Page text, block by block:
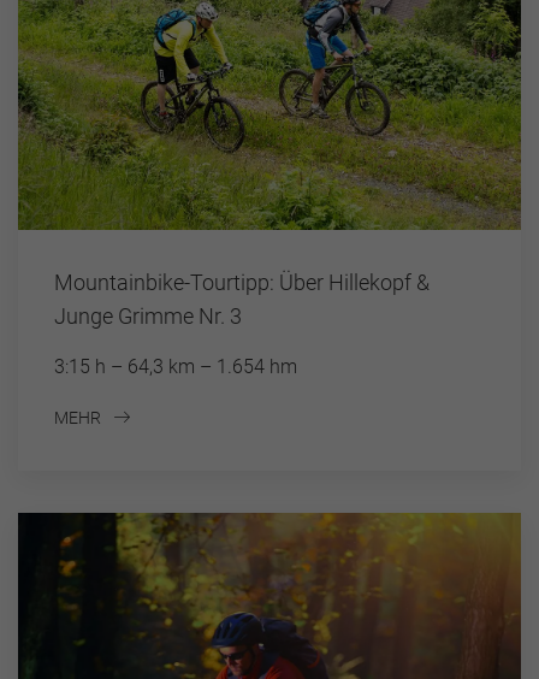
Mountainbike-Tourtipp: Über Hillekopf &
Junge Grimme Nr. 3
3:15 h – 64,3 km – 1.654 hm
MEHR